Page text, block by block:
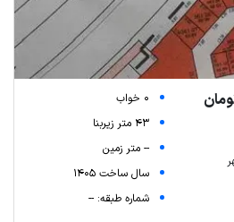
0 خواب
43 متر زیربنا
-- متر زمین
سال ساخت 1405
شماره طبقه: --